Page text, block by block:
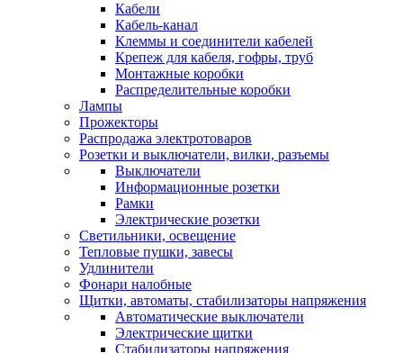
Кабели
Кабель-канал
Клеммы и соединители кабелей
Крепеж для кабеля, гофры, труб
Монтажные коробки
Распределительные коробки
Лампы
Прожекторы
Распродажа электротоваров
Розетки и выключатели, вилки, разъемы
Выключатели
Информационные розетки
Рамки
Электрические розетки
Светильники, освещение
Тепловые пушки, завесы
Удлинители
Фонари налобные
Щитки, автоматы, стабилизаторы напряжения
Автоматические выключатели
Электрические щитки
Стабилизаторы напряжения